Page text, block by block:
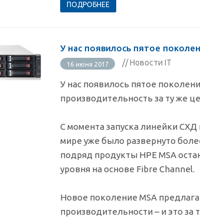
ПОДРОБНЕЕ
У нас появилось пятое
16 июня 2017 // Новости IT
У нас появилось пятое
производительность за ту же
С момента запуска линейки СХД
мире уже было развернуто
подряд продукты HPE MSA
уровня на основе Fibre Channel.
Новое поколение MSA
производительности – и это за